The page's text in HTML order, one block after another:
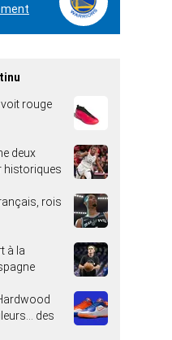
rouge
deux
historiques
rois
à la
des